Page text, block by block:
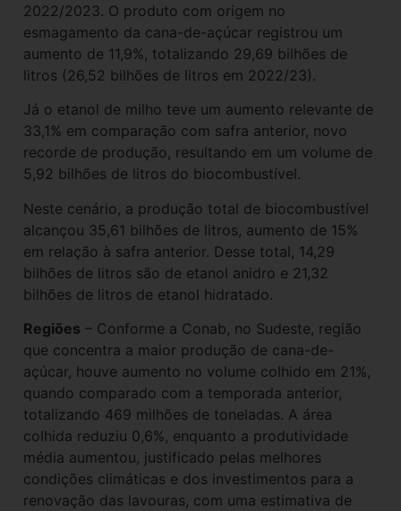
2022/2023. O produto com origem no
esmagamento da cana-de-açúcar registrou um
aumento de 11,9%, totalizando 29,69 bilhões de
litros (26,52 bilhões de litros em 2022/23).
Já o etanol de milho teve um aumento relevante de
33,1% em comparação com safra anterior, novo
recorde de produção, resultando em um volume de
5,92 bilhões de litros do biocombustível.
Neste cenário, a produção total de biocombustível
alcançou 35,61 bilhões de litros, aumento de 15%
em relação à safra anterior. Desse total, 14,29
bilhões de litros são de etanol anidro e 21,32
bilhões de litros de etanol hidratado.
Regiões – Conforme a Conab, no Sudeste, região
que concentra a maior produção de cana-de-
açúcar, houve aumento no volume colhido em 21%,
quando comparado com a temporada anterior,
totalizando 469 milhões de toneladas. A área
colhida reduziu 0,6%, enquanto a produtividade
média aumentou, justificado pelas melhores
condições climáticas e dos investimentos para a
renovação das lavouras, com uma estimativa de